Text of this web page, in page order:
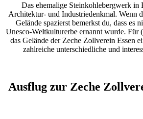
Das ehemalige Steinkohlebergwerk in
Architektur- und Industriedenkmal. Wenn
Gelände spazierst bemerkst du, dass es
Unesco-Weltkulturerbe ernannt wurde. Für
das Gelände der Zeche Zollverein Essen
zahlreiche unterschiedliche und
Ausflug zur Zeche